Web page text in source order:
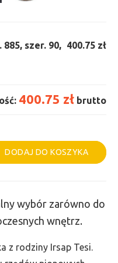
szer. 90, 400.75 zł
400.75 zł brutto
DODAJ DO KOSZYKA
wybór zarówno do
wnętrz.
z rodziny Irsap Tesi.